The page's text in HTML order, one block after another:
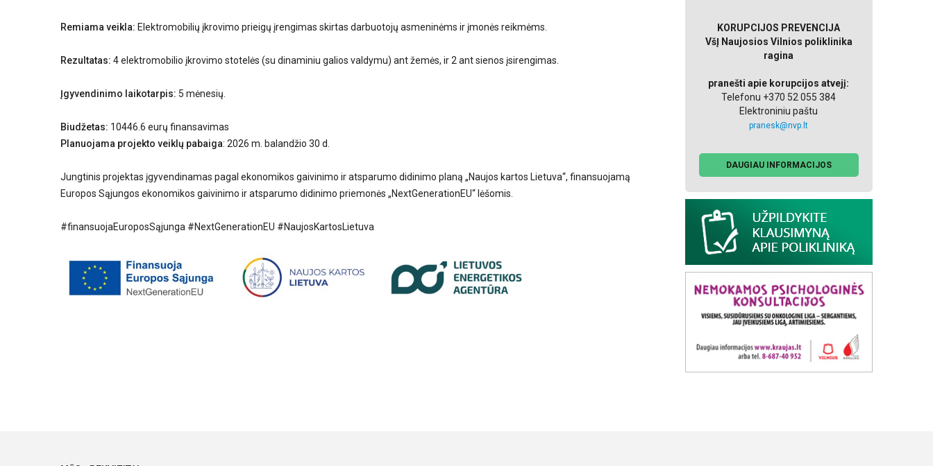
Remiama veikla: Elektromobilių įkrovimo prieigų įrengimas skirtas darbuotojų asmeninėms ir įmonės reikmėms.
Rezultatas: 4 elektromobilio įkrovimo stotelės (su dinaminiu galios valdymu) ant žemės, ir 2 ant sienos įsirengimas.
Įgyvendinimo laikotarpis: 5 mėnesių.
Biudžetas: 10446.6 eurų finansavimas
Planuojama projekto veiklų pabaiga: 2026 m. balandžio 30 d.
Jungtinis projektas įgyvendinamas pagal ekonomikos gaivinimo ir atsparumo didinimo planą „Naujos kartos Lietuva“, finansuojamą
Europos Sąjungos ekonomikos gaivinimo ir atsparumo didinimo priemonės „NextGenerationEU“ lėšomis.
#finansuojaEuroposSąjunga #NextGenerationEU #NaujosKartosLietuva
KORUPCIJOS PREVENCIJA
VšĮ Naujosios Vilnios poliklinika
ragina
pranešti apie korupcijos atvejį:
Telefonu +370 52 055 384
Elektroniniu paštu
pranesk@nvp.lt
DAUGIAU INFORMACIJOS